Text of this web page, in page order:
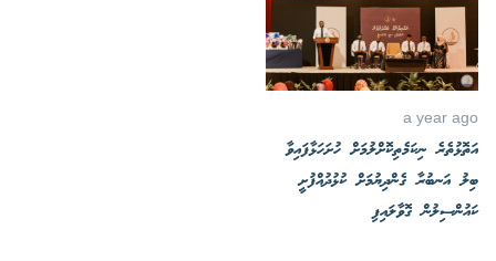
a year ago
އަތޮޅުތެރެ ނިކަމެތިކޮށްލުމަށް ހުށަހަޅާފައިވާ
ބިލު އަނބުރާ ގެންދިޔުމަށް ކުޅުދުއްފުށީ
ކައުންސިލުން ގޮވާލައިފި